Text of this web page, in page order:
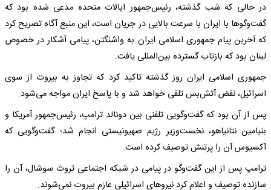
در حالی که شب گذشته، رئیس‌جمهور ایالات متحده مدعی شده بود که
گفت‌وگوها با ایران با سرعت بالایی در جریان است، این منبع آگاه تصریح کرد
که آخرین پیام جمهوری اسلامی ایران به واشنگتن، پیامی آشکار در خصوص
لبنان بود که بازتاب گسترده بین‌المللی یافت.
جمهوری اسلامی ایران روز گذشته تاکید کرد که تجاوز به بیروت از سوی
اسرائیل، نقض آتش‌بس تلقی خواهد شد و با پاسخ ایران مواجه می‌شود.
پس از آن بود که گفت‌وگویی تلفنی بین دونالد ترامپ، رئیس‌جمهور آمریکا و
بنیامین نتانیاهو، نخست‌وزیر رژیم صهیونیستی انجام شد؛ گفت‌وگویی که
آکسیوس آن را پرتنش توصیف کرده است.
ترامپ‌ پس از این گفت‌وگو در پیامی در شبکه اجتماعی تروث سوشال، آن را
سازنده توصیف و اعلام کرد نیروهای اسرائیلی عازم بیروت نمی‌شوند.